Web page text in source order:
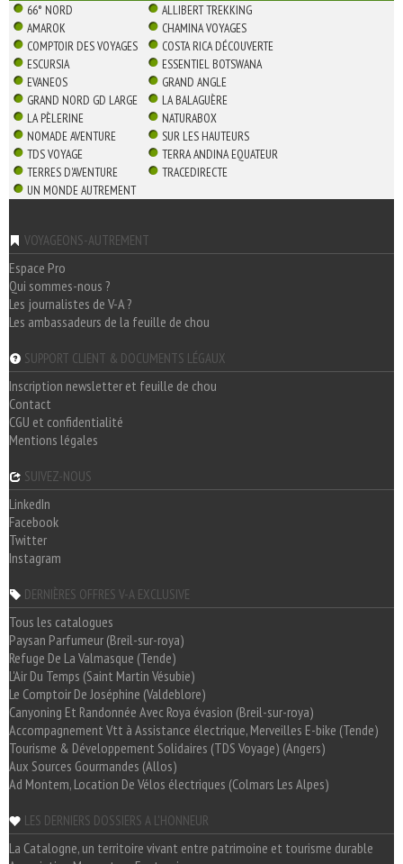
66° NORD
ALLIBERT TREKKING
AMAROK
CHAMINA VOYAGES
COMPTOIR DES VOYAGES
COSTA RICA DÉCOUVERTE
ESCURSIA
ESSENTIEL BOTSWANA
EVANEOS
GRAND ANGLE
GRAND NORD GD LARGE
LA BALAGUÈRE
LA PÈLERINE
NATURABOX
NOMADE AVENTURE
SUR LES HAUTEURS
TDS VOYAGE
TERRA ANDINA EQUATEUR
TERRES D'AVENTURE
TRACEDIRECTE
UN MONDE AUTREMENT
VOYAGEONS-AUTREMENT
Espace Pro
Qui sommes-nous ?
Les journalistes de V-A ?
Les ambassadeurs de la feuille de chou
SUPPORT CLIENT & DOCUMENTS LÉGAUX
Inscription newsletter et feuille de chou
Contact
CGU et confidentialité
Mentions légales
SUIVEZ-NOUS
LinkedIn
Facebook
Twitter
Instagram
DERNIÈRES OFFRES V-A EXCLUSIVE
Tous les catalogues
Paysan Parfumeur (Breil-sur-roya)
Refuge De La Valmasque (Tende)
L'Air Du Temps (Saint Martin Vésubie)
Le Comptoir De Joséphine (Valdeblore)
Canyoning Et Randonnée Avec Roya évasion (Breil-sur-roya)
Accompagnement Vtt à Assistance électrique, Merveilles E-bike (Tende)
Tourisme & Développement Solidaires (TDS Voyage) (Angers)
Aux Sources Gourmandes (Allos)
Ad Montem, Location De Vélos électriques (Colmars Les Alpes)
LES DERNIERS DOSSIERS A L'HONNEUR
La Catalogne, un territoire vivant entre patrimoine et tourisme durable